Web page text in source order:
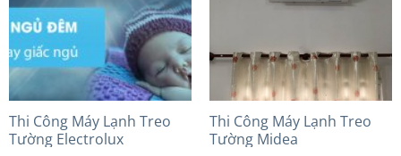
Thi Công Máy Lạnh Treo
Tường Electrolux
Thi Công Máy Lạnh Treo
Tường Midea